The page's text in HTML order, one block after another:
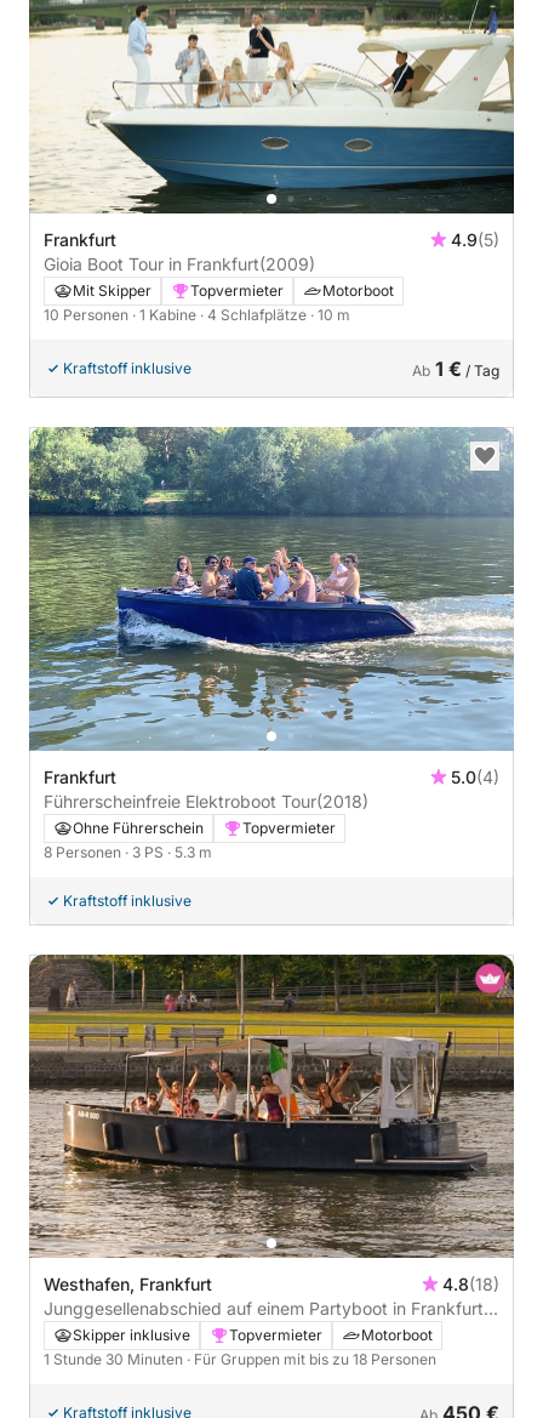
Frankfurt 4.9(5)
Gioia Boot Tour in Frankfurt(2009)
Mit Skipper Topvermieter
Motorboot
10 Personen · 1 Kabine · 4 Schlafplätze · 10 m
Kraftstoff inklusive Ab 1 € / Tag
Frankfurt 5.0(4)
Führerscheinfreie Elektroboot Tour(2018)
Ohne Führerschein
Topvermieter
8 Personen · 3 PS · 5.3 m
Kraftstoff inklusive
Westhafen, Frankfurt 4.8(18)
Junggesellenabschied auf einem Partyboot in Frankfurt
mit Skyline Ausblick - 1h30
Skipper inklusive Topvermieter
Motorboot
1 Stunde 30 Minuten · Für Gruppen mit bis zu 18 Personen
Kraftstoff inklusive 450 €